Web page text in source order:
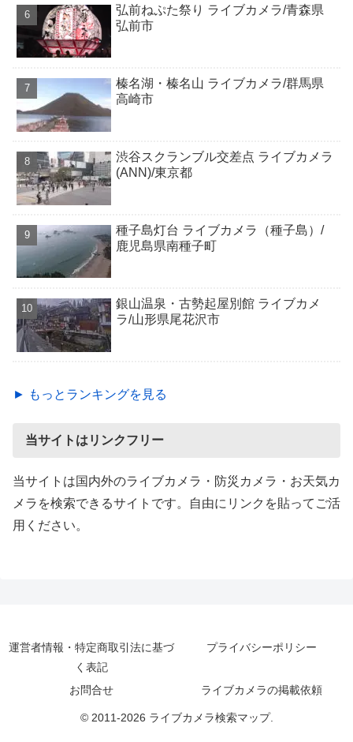
弘前ねぷた祭り ライブカメラ/青森県
弘前市
榛名湖・榛名山 ライブカメラ/群馬県
高崎市
渋谷スクランブル交差点 ライブカメラ
(ANN)/東京都
種子島灯台 ライブカメラ（種子島）/
鹿児島県南種子町
銀山温泉・古勢起屋別館 ライブカメ
ラ/山形県尾花沢市
► もっとランキングを見る
当サイトはリンクフリー
当サイトは国内外のライブカメラ・防災カメラ・お天気カ
メラを検索できるサイトです。自由にリンクを貼ってご活
用ください。
運営者情報・特定商取引法に基づ
く表記
プライバシーポリシー
お問合せ ライブカメラの掲載依頼
© 2011-2026 ライブカメラ検索マップ.